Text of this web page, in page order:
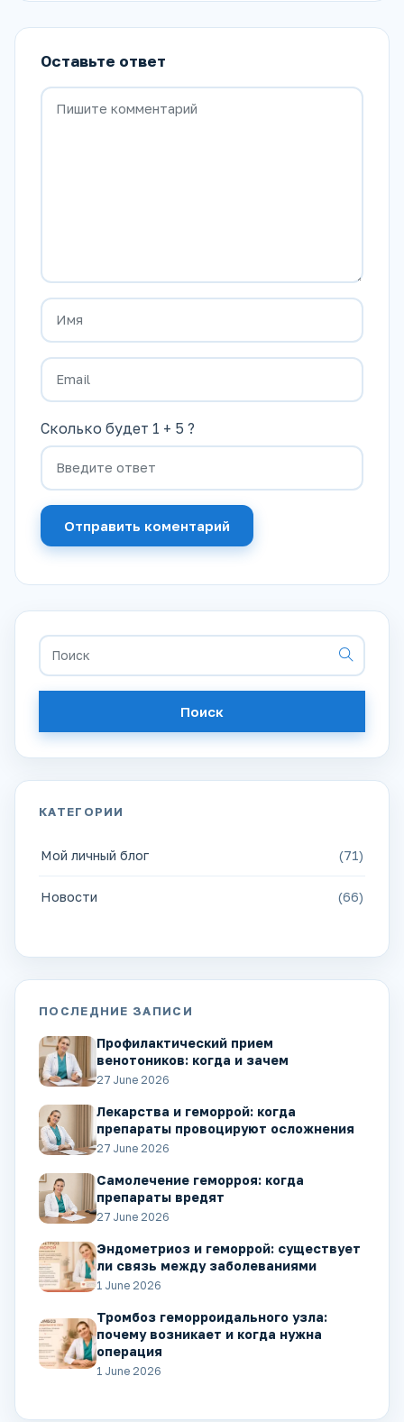
Оставьте ответ
Сколько будет 1 + 5 ?
Отправить коментарий
Поиск
КАТЕГОРИИ
Мой личный блог (71)
Новости (66)
ПОСЛЕДНИЕ ЗАПИСИ
Профилактический прием
венотоников: когда и зачем
27 June 2026
Лекарства и геморрой: когда
препараты провоцируют осложнения
27 June 2026
Самолечение геморроя: когда
препараты вредят
27 June 2026
Эндометриоз и геморрой: существует
ли связь между заболеваниями
1 June 2026
Тромбоз геморроидального узла:
почему возникает и когда нужна
операция
1 June 2026